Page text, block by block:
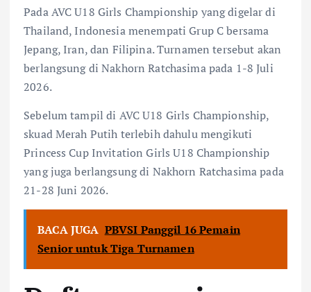
Pada AVC U18 Girls Championship yang digelar di
Thailand, Indonesia menempati Grup C bersama
Jepang, Iran, dan Filipina. Turnamen tersebut akan
berlangsung di Nakhorn Ratchasima pada 1-8 Juli
2026.
Sebelum tampil di AVC U18 Girls Championship,
skuad Merah Putih terlebih dahulu mengikuti
Princess Cup Invitation Girls U18 Championship
yang juga berlangsung di Nakhorn Ratchasima pada
21-28 Juni 2026.
BACA JUGA PBVSI Panggil 16 Pemain
Senior untuk Tiga Turnamen